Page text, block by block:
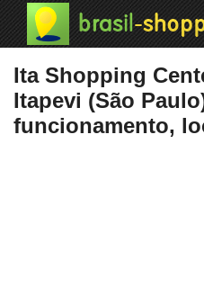
Ita Shopping
Itapevi (São
funcionamento,